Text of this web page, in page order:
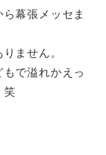
幕張メッセま
ません。
で溢れかえっ
笑